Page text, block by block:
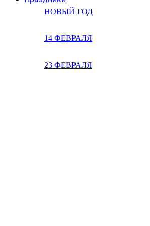
НОВЫЙ ГОД
14 ФЕВРАЛЯ
23 ФЕВРАЛЯ